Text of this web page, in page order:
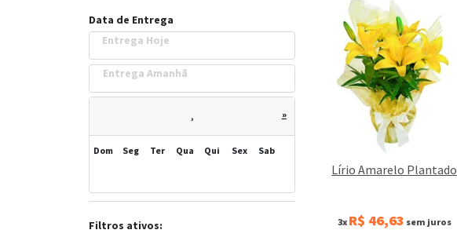
Data de Entrega
Entrega Hoje
Entrega Amanh
, »
Dom Seg Ter Qua Qui Sex Sab
Filtros ativos:
Lírio Amarelo Plantado
3x R$ 46,63 sem juros